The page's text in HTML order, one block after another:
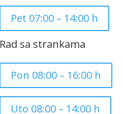
Pet 07:00 – 14:00 h
Rad sa strankama
Pon 08:00 – 16:00 h
Uto 08:00 – 14:00 h